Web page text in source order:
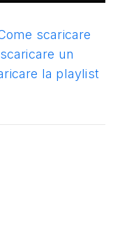
scaricare
un
la playlist